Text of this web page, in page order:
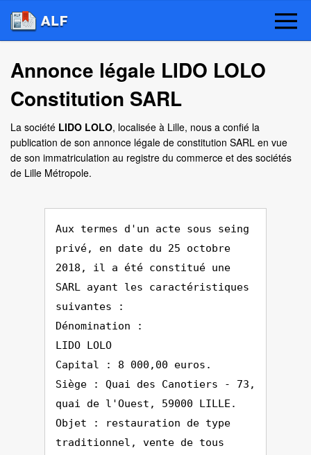
Annonce légale LIDO LOLO
Constitution SARL
La société LIDO LOLO, localisée à Lille, nous a confié la
publication de son annonce légale de constitution SARL en vue
de son immatriculation au registre du commerce et des sociétés
de Lille Métropole.
Aux termes d'un acte sous seing
privé, en date du 25 octobre
2018, il a été constitué une
SARL ayant les caractéristiques
suivantes :
Dénomination :
LIDO LOLO
Capital : 8 000,00 euros.
Siège : Quai des Canotiers - 73,
quai de l'Ouest, 59000 LILLE.
Objet : restauration de type
traditionnel, vente de tous